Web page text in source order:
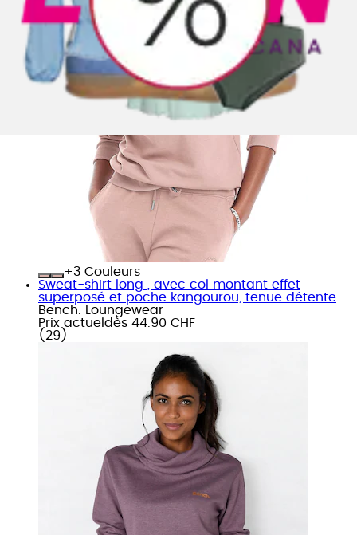
+
Couleurs
Sweat-shirt long , avec col montant effet
superposé et poche kangourou, tenue détente
Bench. Loungewear
Prix actuel dès 44.90 CHF
( 29 )